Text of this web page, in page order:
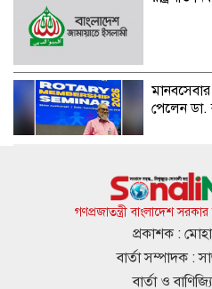
পেলেন ডা.
হাসিনার
করা হয়:
আবারও ৪
গণপ্রজাতন্ত্রী বাংলাদেশ
প্রকাশক :
বার্তা সম্পাদক :
বার্তা ও